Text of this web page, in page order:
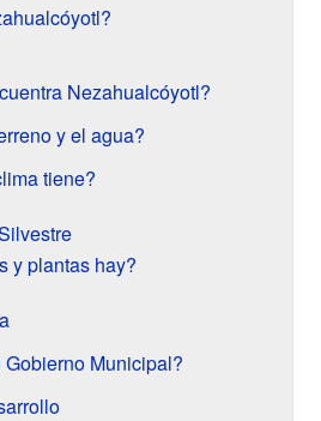
Nezahualcóyotl?
y el agua?
tiene?
y plantas hay?
Municipal?